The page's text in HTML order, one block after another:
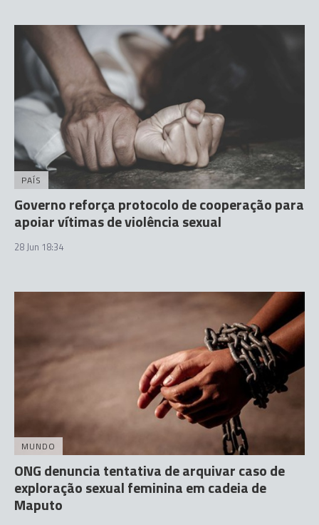
PAÍS
Governo reforça protocolo de cooperação para
apoiar vítimas de violência sexual
28 Jun 18:34
MUNDO
ONG denuncia tentativa de arquivar caso de
exploração sexual feminina em cadeia de
Maputo